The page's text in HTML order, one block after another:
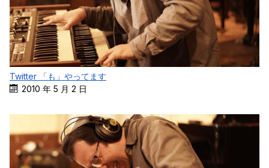
Twitter 「も」やってます
2010 年 5 月 2 日